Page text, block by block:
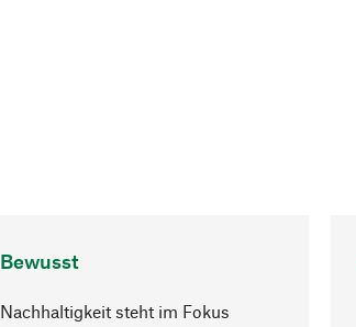
Bewusst
Nachhaltigkeit steht im Fokus